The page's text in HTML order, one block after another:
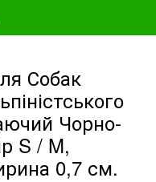
Собак
Чорно-
S / M,
0,7 см.